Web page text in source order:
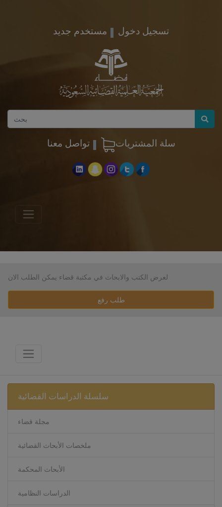
مستخدم جديد تسجيل دخول
تواصل معنا سلة المشتريات
لعرض الكتب والابحاث في مكتبة قضاء يمكن الطلب الان
طلب رفع
سلسلة الدراسات القضائية
مجلة قضاء
ملخصات الأبحاث القضائية
الأبحاث المحكمة
الدراسات النظامية